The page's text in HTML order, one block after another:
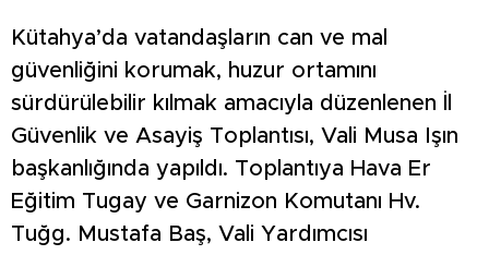
Kütahya’da vatandaşların can ve mal
güvenliğini korumak, huzur ortamını
sürdürülebilir kılmak amacıyla düzenlenen İl
Güvenlik ve Asayiş Toplantısı, Vali Musa Işın
başkanlığında yapıldı. Toplantıya Hava Er
Eğitim Tugay ve Garnizon Komutanı Hv.
Tuğg. Mustafa Baş, Vali Yardımcısı